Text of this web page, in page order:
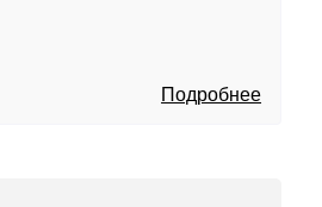
Подробнее